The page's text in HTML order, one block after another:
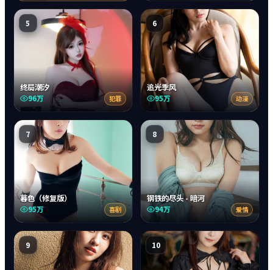
5
终局潮汐
96万 犯罪
6
追光季风
95万 动漫
7
暮色（修复版）
95万 喜剧
8
钢铁的尽头 - 暗河
94万 爱情
9 10